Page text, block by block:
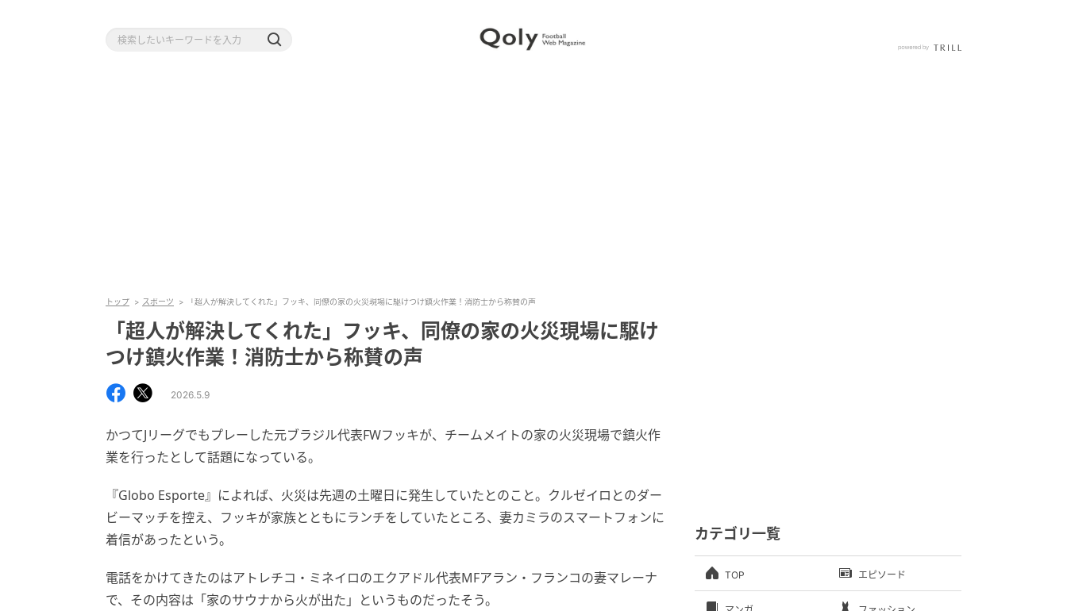
トップ スポーツ 「超人が解決してくれた」フッキ、同僚の家の火災現場に駆けつけ鎮火作業！消防士から称賛の声
「超人が解決してくれた」フッキ、同僚の家の火災現場に駆け
つけ鎮火作業！消防士から称賛の声
2026.5.9
かつてJリーグでもプレーした元ブラジル代表FWフッキが、チームメイトの家の火災現場で鎮火作
業を行ったとして話題になっている。
『Globo Esporte』によれば、火災は先週の土曜日に発生していたとのこと。クルゼイロとのダー
ビーマッチを控え、フッキが家族とともにランチをしていたところ、妻カミラのスマートフォンに
着信があったという。
電話をかけてきたのはアトレチコ・ミネイロのエクアドル代表MFアラン・フランコの妻マレーナ
で、その内容は「家のサウナから火が出た」というものだったそう。
カテゴリ一覧
TOP エピソード